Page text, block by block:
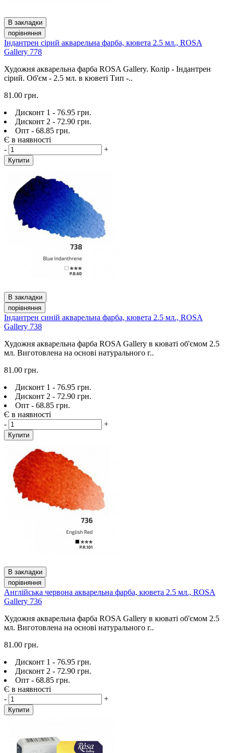
В закладки
порівняння
Індантрен сірий акварельна фарба, кювета 2.5 мл., ROSA
Gallery 778
Художня акварельна фарба ROSA Gallery. Колір - Індантрен
сірий. Об'єм - 2.5 мл. в кюветі Тип -..
81.00 грн.
Дисконт 1 - 76.95 грн.
Дисконт 2 - 72.90 грн.
Опт - 68.85 грн.
Є в наявності
-
+
Купити
В закладки
порівняння
Індантрен синій акварельна фарба, кювета 2.5 мл., ROSA
Gallery 738
Художня акварельна фарба ROSA Gallery в кюваті об'ємом 2.5
мл. Виготовлена на основі натурального г..
81.00 грн.
Дисконт 1 - 76.95 грн.
Дисконт 2 - 72.90 грн.
Опт - 68.85 грн.
Є в наявності
-
+
Купити
В закладки
порівняння
Англійська червона акварельна фарба, кювета 2.5 мл., ROSA
Gallery 736
Художня акварельна фарба ROSA Gallery в кюваті об'ємом 2.5
мл. Виготовлена на основі натурального г..
81.00 грн.
Дисконт 1 - 76.95 грн.
Дисконт 2 - 72.90 грн.
Опт - 68.85 грн.
Є в наявності
-
+
Купити